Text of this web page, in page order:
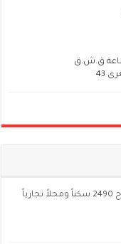
صندوق التوفير والاحتياط يطرح 2490 سكناً ومحلاً تجارياً